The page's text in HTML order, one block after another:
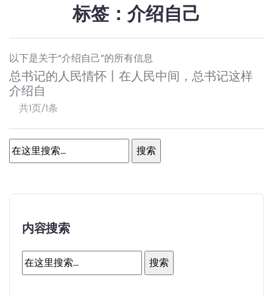
标签：介绍自己
以下是关于“介绍自己”的所有信息
总书记的人民情怀丨在人民中间，总书记这样
介绍自
共1页/1条
内容搜索